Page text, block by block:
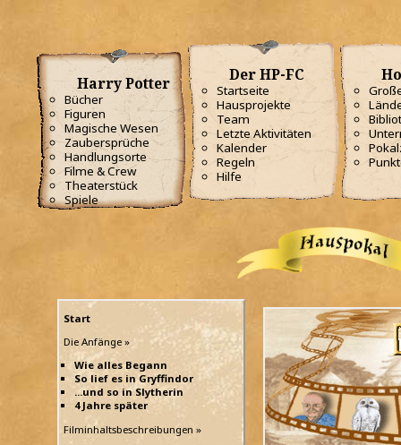
Harry Potter
Bücher
Figuren
Magische Wesen
Zaubersprüche
Handlungsorte
Filme & Crew
Theaterstück
Spiele
Der HP-FC
Startseite
Hausprojekte
Team
Letzte Aktivitäten
Kalender
Regeln
Hilfe
Start
Die Anfänge »
Wie alles Begann
So lief es in Gryffindor
...und so in Slytherin
4 Jahre später
Filminhaltsbeschreibungen »